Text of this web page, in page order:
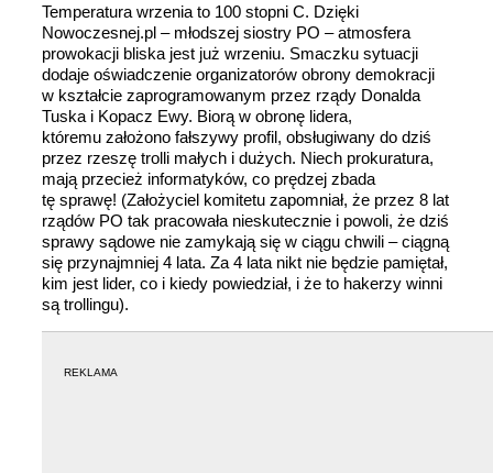
Temperatura wrzenia to 100 stopni C. Dzięki
Nowoczesnej.pl – młodszej siostry PO – atmosfera
prowokacji bliska jest już wrzeniu. Smaczku sytuacji
dodaje oświadczenie organizatorów obrony demokracji
w kształcie zaprogramowanym przez rządy Donalda
Tuska i Kopacz Ewy. Biorą w obronę lidera,
któremu założono fałszywy profil, obsługiwany do dziś
przez rzeszę trolli małych i dużych. Niech prokuratura,
mają przecież informatyków, co prędzej zbada
tę sprawę! (Założyciel komitetu zapomniał, że przez 8 lat
rządów PO tak pracowała nieskutecznie i powoli, że dziś
sprawy sądowe nie zamykają się w ciągu chwili – ciągną
się przynajmniej 4 lata. Za 4 lata nikt nie będzie pamiętał,
kim jest lider, co i kiedy powiedział, i że to hakerzy winni
są trollingu).
REKLAMA